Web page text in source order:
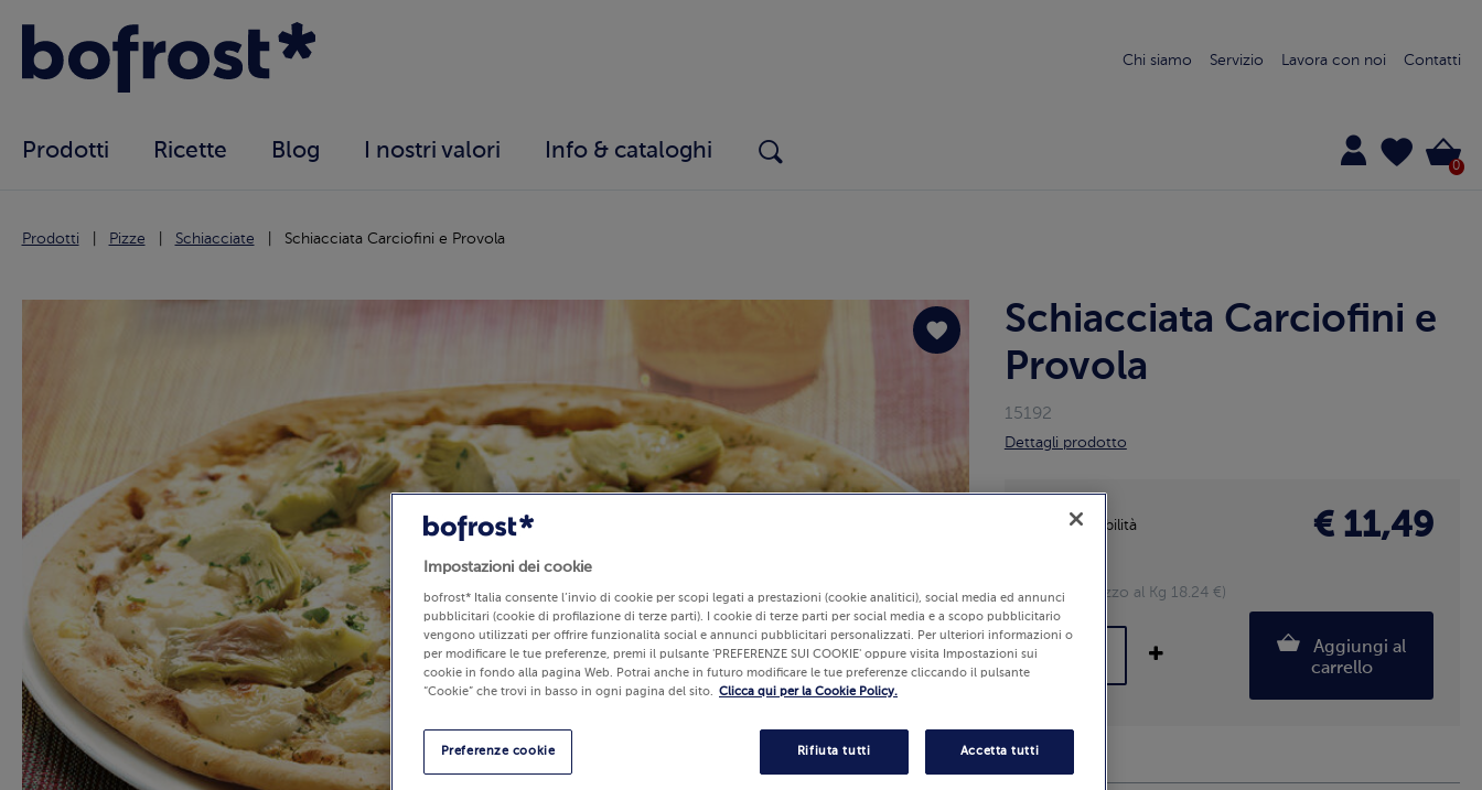
Chi siamo Servizio Lavora con noi Contatti
Prodotti Ricette Blog I nostri valori Info & cataloghi
0
Prodotti Pizze Schiacciate Schiacciata Carciofini e Provola
Schiacciata Carciofini e
Provola
15192
Dettagli prodotto
Disponibilità € 11,49
630 g (Prezzo al Kg 18.24 €)
Aggiungi al
carrello
Impostazioni dei cookie
bofrost* Italia consente l’invio di cookie per scopi legati a prestazioni (cookie analitici), social media ed annunci
pubblicitari (cookie di profilazione di terze parti). I cookie di terze parti per social media e a scopo pubblicitario
vengono utilizzati per offrire funzionalità social e annunci pubblicitari personalizzati. Per ulteriori informazioni o
per modificare le tue preferenze, premi il pulsante 'PREFERENZE SUI COOKIE' oppure visita Impostazioni sui
cookie in fondo alla pagina Web. Potrai anche in futuro modificare le tue preferenze cliccando il pulsante
“Cookie” che trovi in basso in ogni pagina del sito. Clicca qui per la Cookie Policy.
Rifiuta tutti Accetta tutti
Preferenze cookie